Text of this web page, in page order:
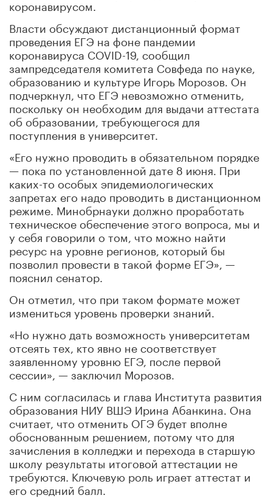
коронавирусом.
Власти обсуждают дистанционный формат
проведения ЕГЭ на фоне пандемии
коронавируса COVID-19, сообщил
зампредседателя комитета Совфеда по науке,
образованию и культуре Игорь Морозов. Он
подчеркнул, что ЕГЭ невозможно отменить,
поскольку он необходим для выдачи аттестата
об образовании, требующегося для
поступления в университет.
«Его нужно проводить в обязательном порядке
— пока по установленной дате 8 июня. При
каких-то особых эпидемиологических
запретах его надо проводить в дистанционном
режиме. Минобрнауки должно проработать
техническое обеспечение этого вопроса, мы и
у себя говорили о том, что можно найти
ресурс на уровне регионов, который бы
позволил провести в такой форме ЕГЭ», —
пояснил сенатор.
Он отметил, что при таком формате может
измениться уровень проверки знаний.
«Но нужно дать возможность университетам
отсеять тех, кто явно не соответствует
заявленному уровню ЕГЭ, после первой
сессии», — заключил Морозов.
С ним согласилась и глава Института развития
образования НИУ ВШЭ Ирина Абанкина. Она
считает, что отменить ОГЭ будет вполне
обоснованным решением, потому что для
зачисления в колледжи и перехода в старшую
школу результаты итоговой аттестации не
требуются. Ключевую роль играет аттестат и
его средний балл.